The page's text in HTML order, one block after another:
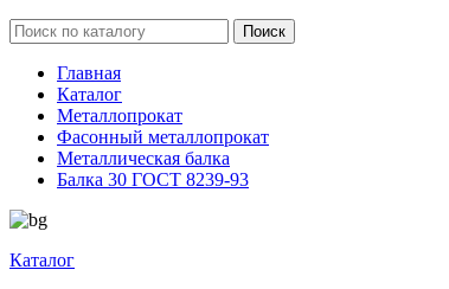
Главная
Каталог
Металлопрокат
Фасонный металлопрокат
Металлическая балка
Балка 30 ГОСТ 8239-93
Каталог